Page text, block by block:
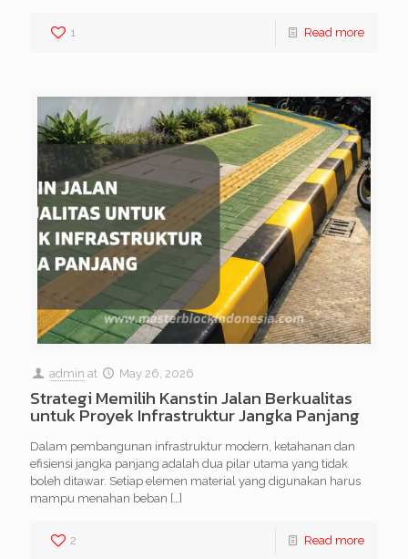
1 Read more
admin at May 26, 2026
Strategi Memilih Kanstin Jalan Berkualitas
untuk Proyek Infrastruktur Jangka Panjang
Dalam pembangunan infrastruktur modern, ketahanan dan
efisiensi jangka panjang adalah dua pilar utama yang tidak
boleh ditawar. Setiap elemen material yang digunakan harus
mampu menahan beban […]
2 Read more